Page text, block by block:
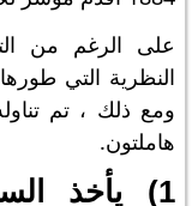
على الرغم من
النظرية التي
ومع ذلك ، تم
هاملتون.
1) يأخذ